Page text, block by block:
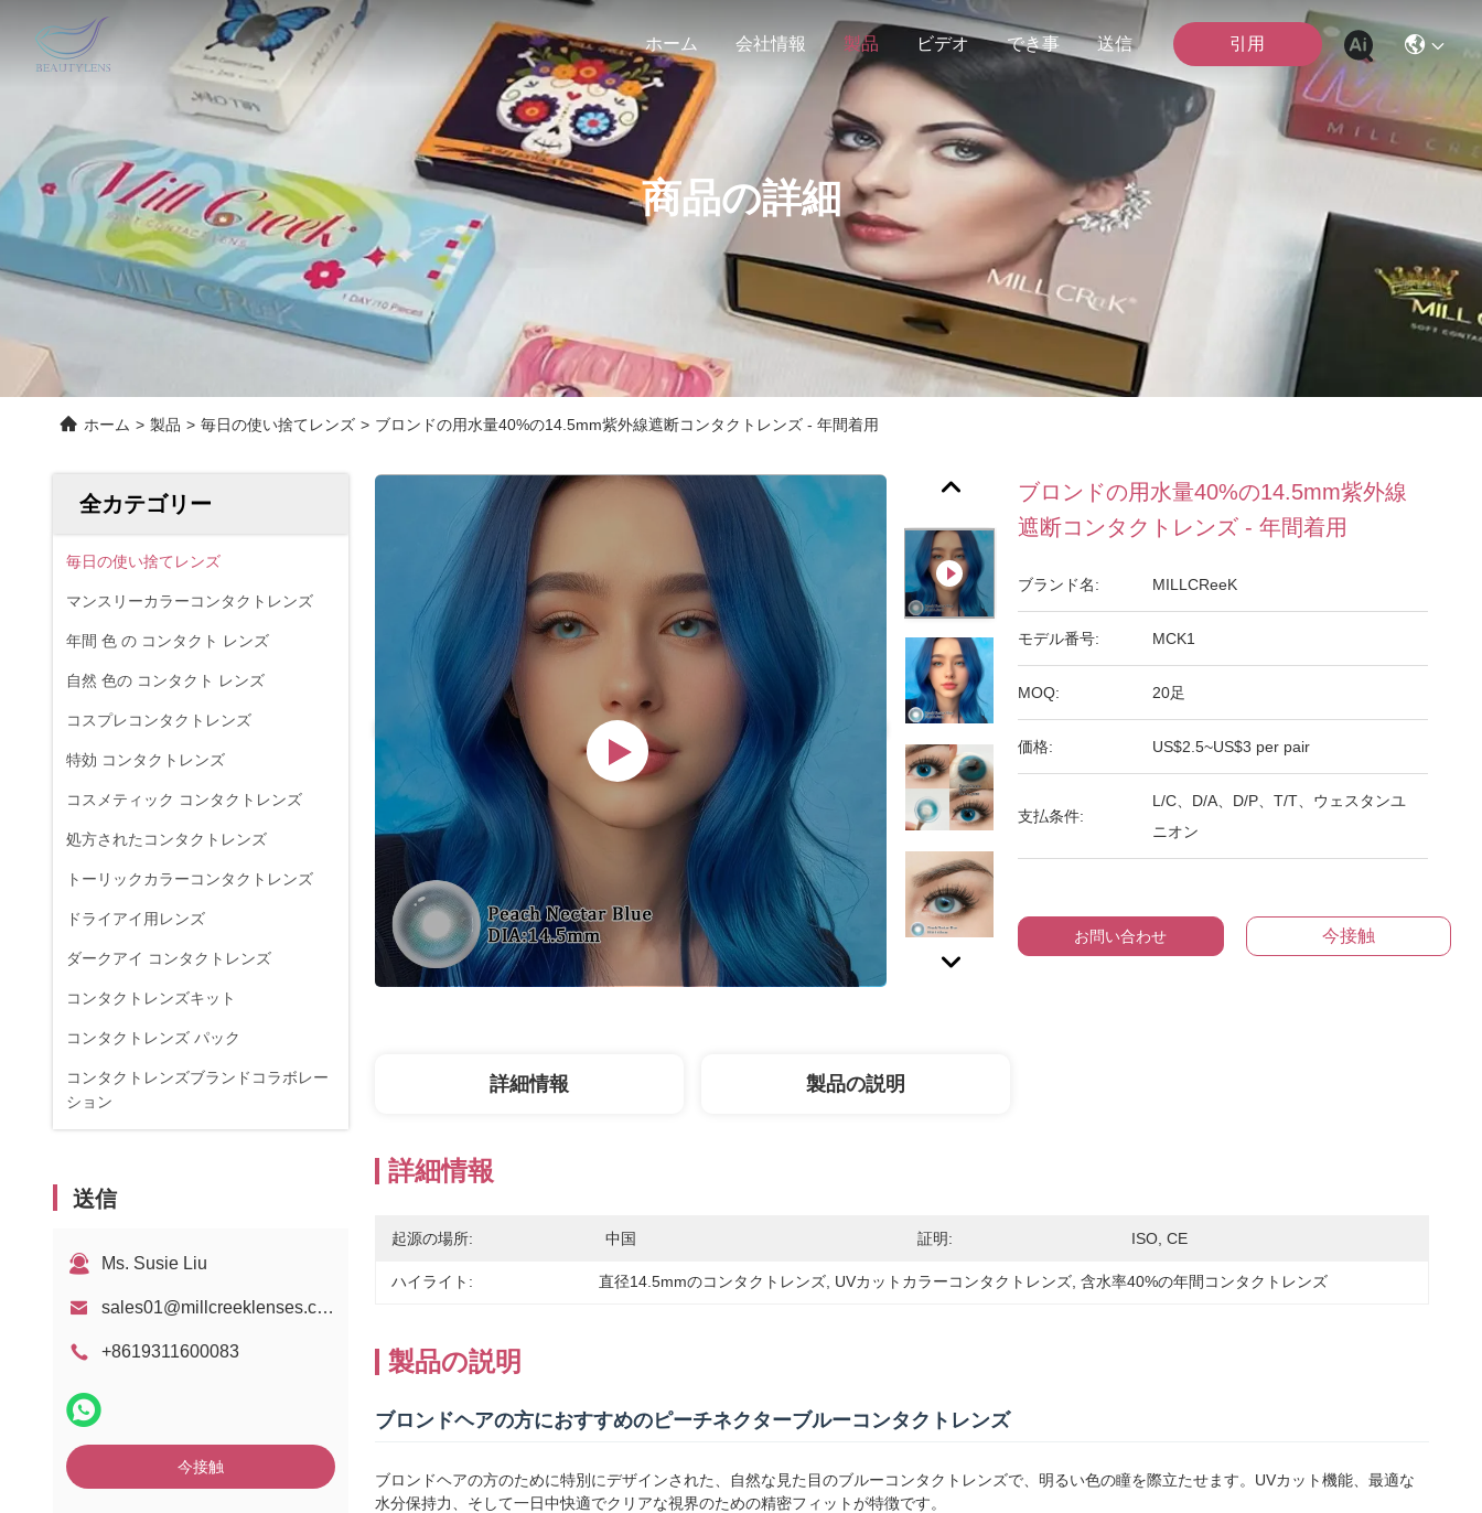
ホーム 会社情報 製品 ビデオ でき事 送信 引用
商品の詳細
ホーム > 製品 > 毎日の使い捨てレンズ > ブロンドの用水量40%の14.5mm紫外線遮断コンタクトレンズ - 年間着用
全カテゴリー
毎日の使い捨てレンズ
マンスリーカラーコンタクトレンズ
年間 色 の コンタクト レンズ
自然 色の コンタクト レンズ
コスプレコンタクトレンズ
特効 コンタクトレンズ
コスメティック コンタクトレンズ
処方されたコンタクトレンズ
トーリックカラーコンタクトレンズ
ドライアイ用レンズ
ダークアイ コンタクトレンズ
コンタクトレンズキット
コンタクトレンズ パック
コンタクトレンズブランドコラボレー
ション
送信
Ms. Susie Liu
sales01@millcreeklenses.com
+8619311600083
今接触
ブロンドの用水量40%の14.5mm紫外線
遮断コンタクトレンズ - 年間着用
ブランド名: MILLCReeK
モデル番号: MCK1
MOQ: 20足
価格: US$2.5~US$3 per pair
支払条件:
L/C、D/A、D/P、T/T、ウェスタンユ
ニオン
お問い合わせ 今接触
詳細情報 製品の説明
詳細情報
起源の場所: 中国 証明: ISO, CE
ハイライト: 直径14.5mmのコンタクトレンズ UVカットカラーコンタクトレンズ , 含水率40%の年間コンタクトレンズ
製品の説明
ブロンドヘアの方におすすめのピーチネクターブルーコンタクトレンズ
ブロンドヘアの方のために特別にデザインされた、自然な見た目のブルーコンタクトレンズで、明るい色の瞳を際立たせます。UVカット機能、最適な
水分保持力、そして一日中快適でクリアな視界のための精密フィットが特徴です。